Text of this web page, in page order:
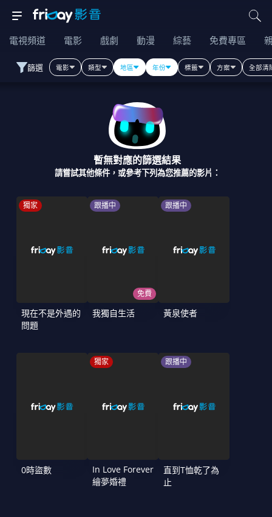
電視頻道 電影 戲劇 動漫 綜藝 免費專區
篩選 電影 類型 地區 年份 標籤 方案 全部清
暫無對應的篩選結果
請嘗試其他條件，或參考下列為您推薦的影片：
獨家
現在不是外遇的
問題
跟播中
免費
我獨自生活
跟播中
黃泉使者
0時盜數
獨家
In Love Forever
繪夢婚禮
跟播中
直到T恤乾了為
止